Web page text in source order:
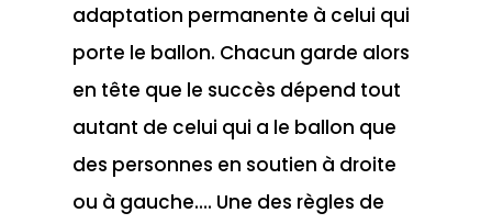
adaptation permanente à celui qui
porte le ballon. Chacun garde alors
en tête que le succès dépend tout
autant de celui qui a le ballon que
des personnes en soutien à droite
ou à gauche…. Une des règles de